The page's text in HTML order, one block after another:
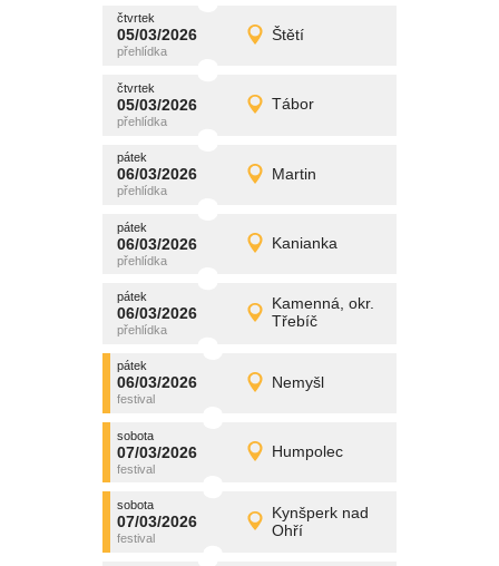
čtvrtek
05/03/2026 Štětí
čtvrtek
05/03/2026 Detail
promítání
čtvrtek
05/03/2026 Tábor
čtvrtek
05/03/2026 Detail
promítání
pátek
06/03/2026 Martin
pátek
06/03/2026 Detail
promítání
pátek
06/03/2026 Kanianka
pátek
06/03/2026 Detail
promítání
pátek
06/03/2026
Kamenná, okr.
Třebíč
pátek
06/03/2026 Detail
promítání
pátek
06/03/2026 Nemyšl
pátek
06/03/2026 Detail
promítání
sobota
07/03/2026 Humpolec
sobota
07/03/2026 Detail
promítání
sobota
07/03/2026
Kynšperk nad
Ohří
sobota
07/03/2026 Detail
promítání